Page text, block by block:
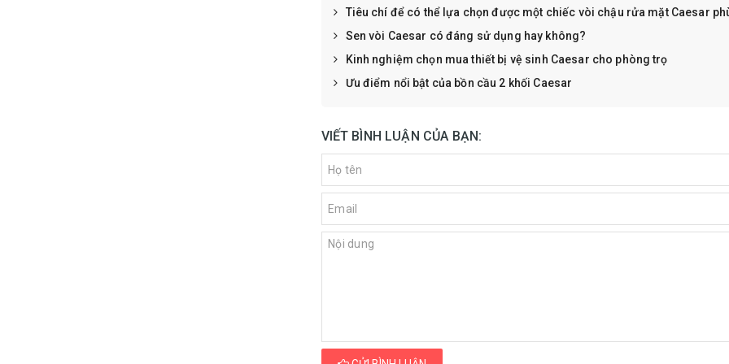
Tiêu chí để có thể lựa chọn được một chiếc vòi chậu rửa mặt Caesar
Sen vòi Caesar có đáng sử dụng hay không?
Kinh nghiệm chọn mua thiết bị vệ sinh Caesar cho phòng trọ
Ưu điểm nổi bật của bồn cầu 2 khối Caesar
VIẾT BÌNH LUẬN CỦA BẠN: